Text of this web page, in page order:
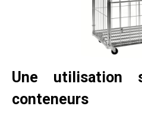
Une utilisation
conteneurs